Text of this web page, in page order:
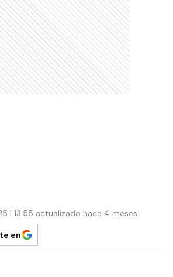
| 13:55 actualizado hace 4 meses
en